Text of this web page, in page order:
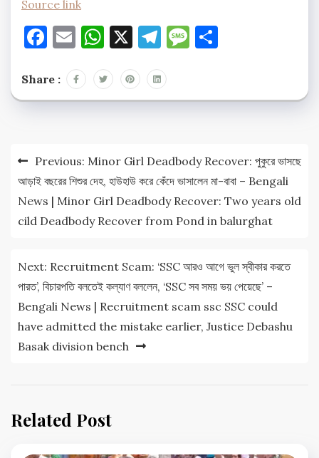
Source link
Facebook
EmailWhatsApp
X Telegram
Message
Share :
Post
navigation
Previous: Minor Girl Deadbody Recover: পুকুরে ভাসছে
আড়াই বছরের শিশুর দেহ, হাউহাউ করে কেঁদে ভাসালেন মা-বাবা – Bengali
News | Minor Girl Deadbody Recover: Two years old
cild Deadbody Recover from Pond in balurghat
Next: Recruitment Scam: ‘SSC আরও আগে ভুল স্বীকার করতে
পারত’, বিচারপতি বলতেই কল্যাণ বললেন, ‘SSC সব সময় ভয় পেয়েছে’ –
Bengali News | Recruitment scam ssc SSC could
have admitted the mistake earlier, Justice Debashu
Basak division bench
Related Post